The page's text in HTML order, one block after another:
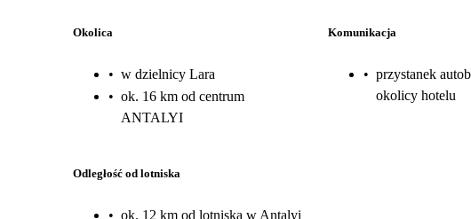
Okolica
• w dzielnicy Lara
• ok. 16 km od centrum
ANTALYI
Komunikacja
• przystanek
okolicy hotelu
Odległość od lotniska
• ok. 12 km od lotniska w Antalyi